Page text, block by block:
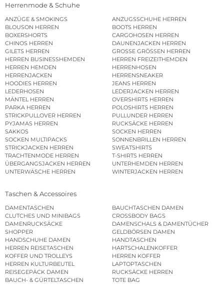
Herrenmode & Schuhe
ANZÜGE & SMOKINGS
ANZUGSSCHUHE HERREN
BLOUSON HERREN
BOOTS HERREN
BOXERSHORTS
CARGOHOSEN HERREN
CHINOS HERREN
DAUNENJACKEN HERREN
GILETS HERREN
GROSSE GRÖSSEN HERREN
HERREN BUSINESSHEMDEN
HERREN FREIZEITHEMDEN
HERREN HEMDEN
HERRENHOSEN
HERRENJACKEN
HERRENSNEAKER
HOODIES HERREN
JEANS HERREN
LEDERHOSEN
LEDERJACKEN HERREN
MÄNTEL HERREN
OVERSHIRTS HERREN
PARKA HERREN
POLOSHIRTS HERREN
STRICKPULLOVER HERREN
PULLUNDER HERREN
PYJAMAS HERREN
RUCKSÄCKE HERREN
SAKKOS
SOCKEN HERREN
SOCKEN MULTIPACKS
SONNENBRILLEN HERREN
STRICKJACKEN HERREN
SWEATSHIRTS
TRACHTENMODE HERREN
T-SHIRTS HERREN
ÜBERGANGSJACKEN HERREN
UNTERHEMDEN HERREN
UNTERWÄSCHE HERREN
WINTERJACKEN HERREN
Taschen & Accessoires
DAMENTASCHEN
BAUCHTASCHEN DAMEN
CLUTCHES UND MINIBAGS
CROSSBODY BAGS
DAMENRUCKSÄCKE
DAMENSCHALS & DAMENTÜCHER
SHOPPER
GELDBÖRSEN DAMEN
HANDSCHUHE DAMEN
HANDTASCHEN
HERREN REISETASCHEN
HARTSCHALENKOFFER
KOFFER UND TROLLEYS
HERREN KOFFER
HERREN KULTURBEUTEL
LAPTOPTASCHEN
REISEGEPÄCK DAMEN
RUCKSÄCKE HERREN
BAUCH- & GÜRTELTASCHEN
TOTE BAG